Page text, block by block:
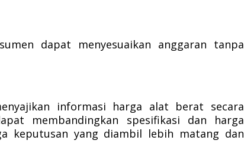
dapat menyesuaikan anggaran tanpa
informasi harga alat berat secara
membandingkan spesifikasi dan harga
keputusan yang diambil lebih matang dan